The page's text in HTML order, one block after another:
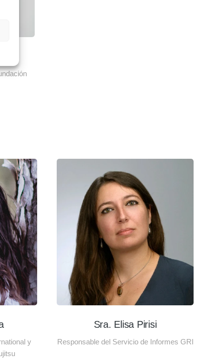
y
Sra. Elisa Pirisi
Responsable del Servicio de Informes GRI